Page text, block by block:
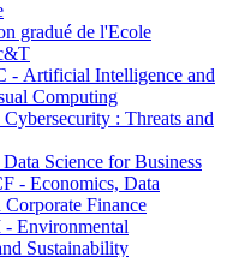
gradué de l'Ecole
- Artificial Intelligence and
Computing
: Threats and
Science for Business
- Economics, Data
Finance
Environmental
Sustainability